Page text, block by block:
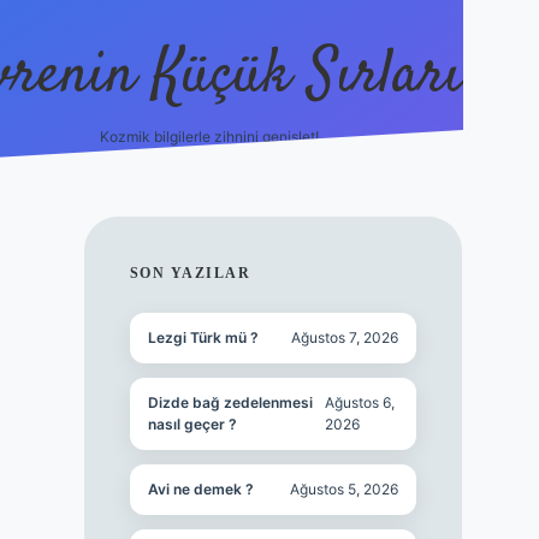
Küçük Sırları
Kozmik bilgilerle zihnini genişlet!
SIDEBAR
SON YAZILAR
Lezgi Türk mü ? Ağustos 7, 2026
Dizde bağ zedelenmesi
nasıl geçer ?
Ağustos 6,
2026
Avi ne demek ? Ağustos 5, 2026
betci ilbet yeni